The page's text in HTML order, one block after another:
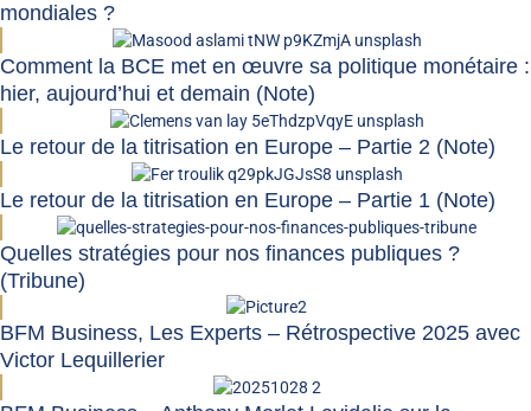
mondiales ?
Comment la BCE met en œuvre sa politique monétaire :
hier, aujourd’hui et demain (Note)
Le retour de la titrisation en Europe – Partie 2 (Note)
Le retour de la titrisation en Europe – Partie 1 (Note)
Quelles stratégies pour nos finances publiques ?
(Tribune)
BFM Business, Les Experts – Rétrospective 2025 avec
Victor Lequillerier